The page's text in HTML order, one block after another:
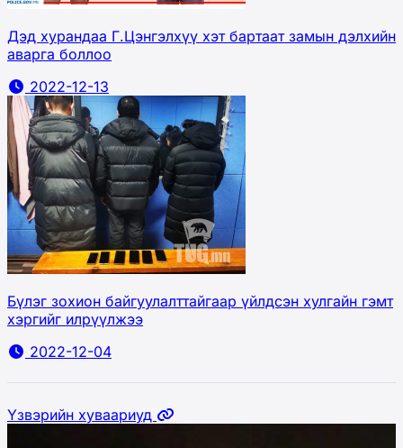
Дэд хурандаа Г.Цэнгэлхүү хэт бартаат замын дэлхийн
аварга боллоо
2022-12-13
Бүлэг зохион байгуулалттайгаар үйлдсэн хулгайн гэмт
хэргийг илрүүлжээ
2022-12-04
Үзвэрийн хуваариуд